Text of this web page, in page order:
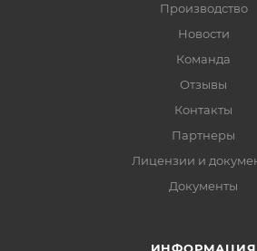
Производство
Новости
Команда
Отзывы
Контакты
Партнеры
Лицензии и
Документы